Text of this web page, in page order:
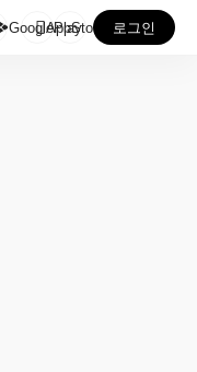
GooglePlay
AppStore 로그인